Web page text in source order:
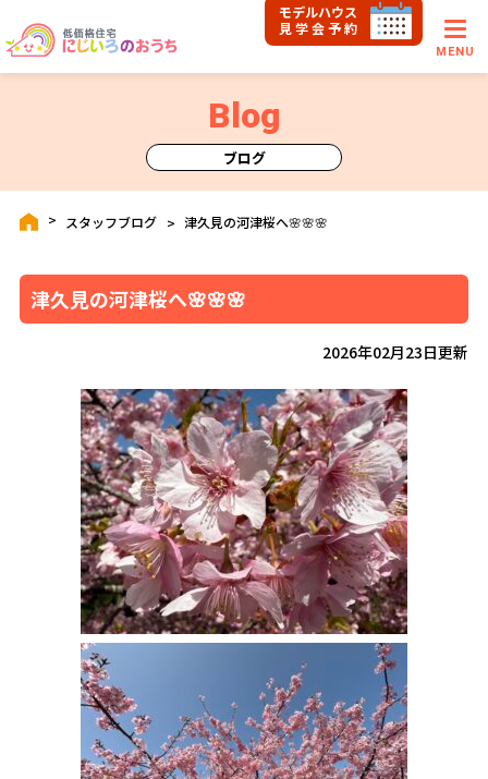
モデルハウス
見学会予約
MENU
ブログ
Blog
スタッフブログ 津久見の河津桜へ🌸🌸🌸
津久見の河津桜へ🌸🌸🌸
2026年02月23日更新